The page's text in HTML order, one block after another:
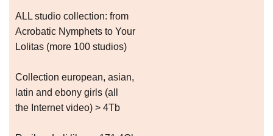
ALL studio collection: from
Acrobatic Nymрhеts to Your
Lоlitаs (more 100 studios)
Collection european, asian,
latin and ebony girls (all
the Internet video) > 4Tb